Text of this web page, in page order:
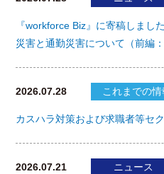
『workforce Biz』に寄稿しま
災害と通勤災害について（前編：
2026.07.28 これまでの
カスハラ対策および求職者等セ
2026.07.21 ニュース